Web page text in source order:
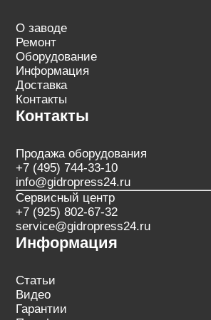
О заводе
Ремонт
Оборудование
Информация
Доставка
Контакты
Контакты
Продажа оборудования
+7 (495) 744-33-10
info@gidropress24.ru
Сервисный центр
+7 (925) 802-67-32
service@gidropress24.ru
Информация
Статьи
Видео
Гарантии